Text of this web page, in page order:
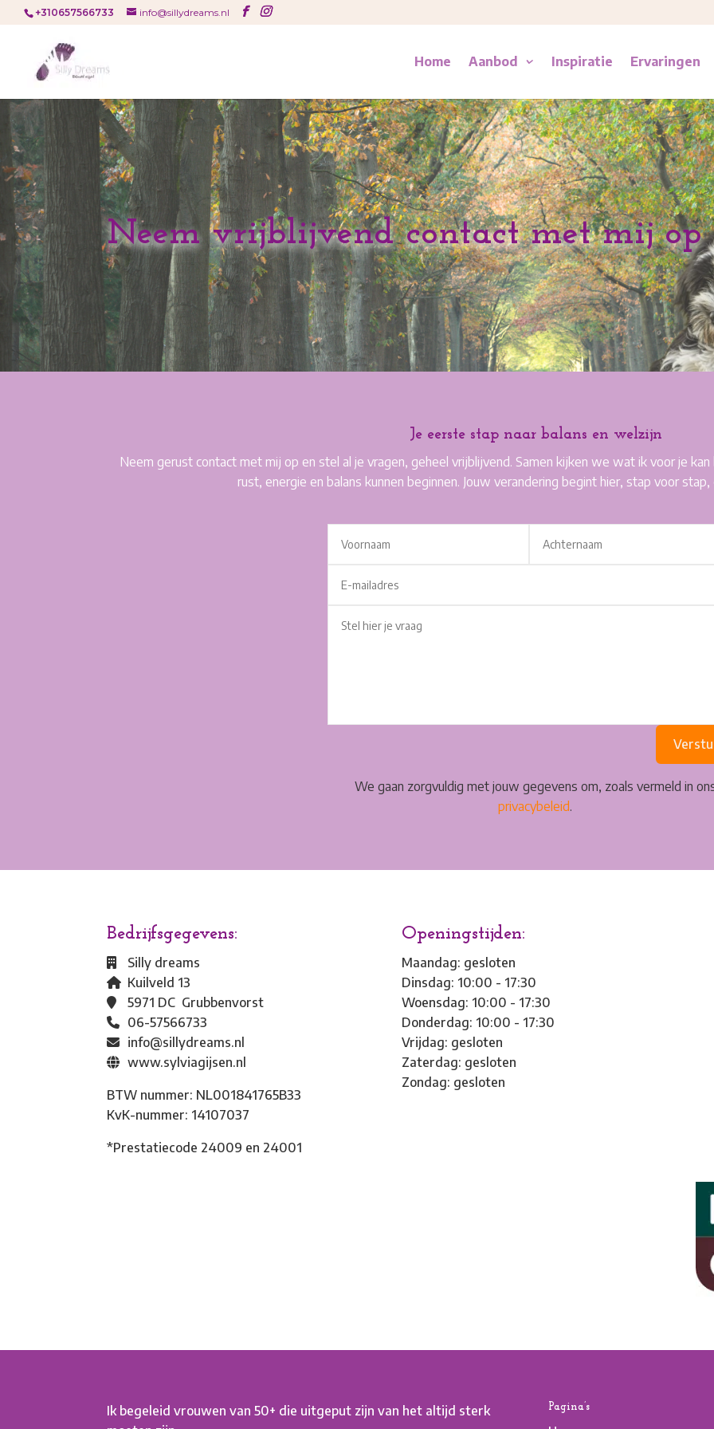
+310657566733 info@sillydreams.nl
Home Aanbod Inspiratie Ervaringen
Neem vrijblijvend contact met mij op
Je eerste stap naar balans en welzijn
Neem gerust contact met mij op en stel al je vragen, geheel vrijblijvend. Samen kijken we wat ik voor je
rust, energie en balans kunnen beginnen. Jouw verandering begint hier, stap voor
We gaan zorgvuldig met jouw gegevens om, zoals vermeld in
privacybeleid.
Bedrijfsgegevens:
Silly dreams
Kuilveld 13
5971 DC Grubbenvorst
06-57566733
info@sillydreams.nl
www.sylviagijsen.nl
BTW nummer: NL001841765B33
KvK-nummer: 14107037
*Prestatiecode 24009 en 24001
Openingstijden:
Maandag: gesloten
Dinsdag: 10:00 - 17:30
Woensdag: 10:00 - 17:30
Donderdag: 10:00 - 17:30
Vrijdag: gesloten
Zaterdag: gesloten
Zondag: gesloten
Ik begeleid vrouwen van 50+ die uitgeput zijn van het altijd sterk
Pagina’s